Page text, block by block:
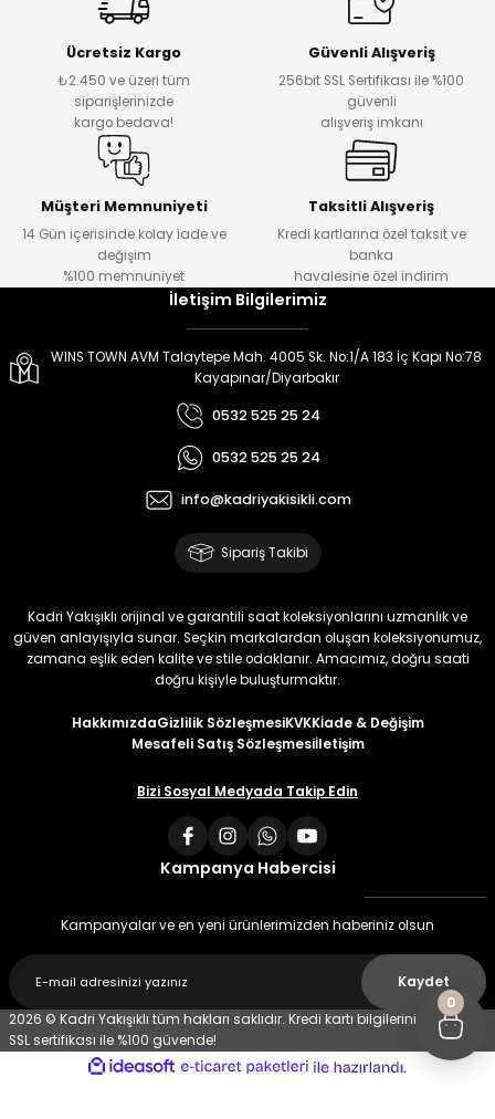
0
Ücretsiz Kargo
₺2.450 ve üzeri tüm
siparişlerinizde
kargo bedava!
Güvenli Alışveriş
256bit SSL Sertifikası ile %100
güvenli
alışveriş imkanı
Müşteri Memnuniyeti
14 Gün içerisinde kolay iade ve
değişim
%100 memnuniyet
Taksitli Alışveriş
Kredi kartlarına özel taksit ve
banka
havalesine özel indirim
İletişim Bilgilerimiz
WINS TOWN AVM Talaytepe Mah. 4005 Sk. No:1/A 183 İç Kapı No:78
Kayapınar/Diyarbakır
0532 525 25 24
0532 525 25 24
info@kadriyakisikli.com
Sipariş Takibi
Kadri Yakışıklı orijinal ve garantili saat koleksiyonlarını uzmanlık ve
güven anlayışıyla sunar. Seçkin markalardan oluşan koleksiyonumuz,
zamana eşlik eden kalite ve stile odaklanır. Amacımız, doğru saati
doğru kişiyle buluşturmaktır.
HakkımızdaGizlilik SözleşmesiKVKKİade & Değişim
Mesafeli Satış Sözleşmesiİletişim
Bizi Sosyal Medyada Takip Edin
Kampanya Habercisi
Kampanyalar ve en yeni ürünlerimizden haberiniz olsun
Kaydet
2026 © Kadri Yakışıklı tüm hakları saklıdır. Kredi kartı bilgileriniz 256 bit
SSL sertifikası ile %100 güvende!
ideasoft
e-